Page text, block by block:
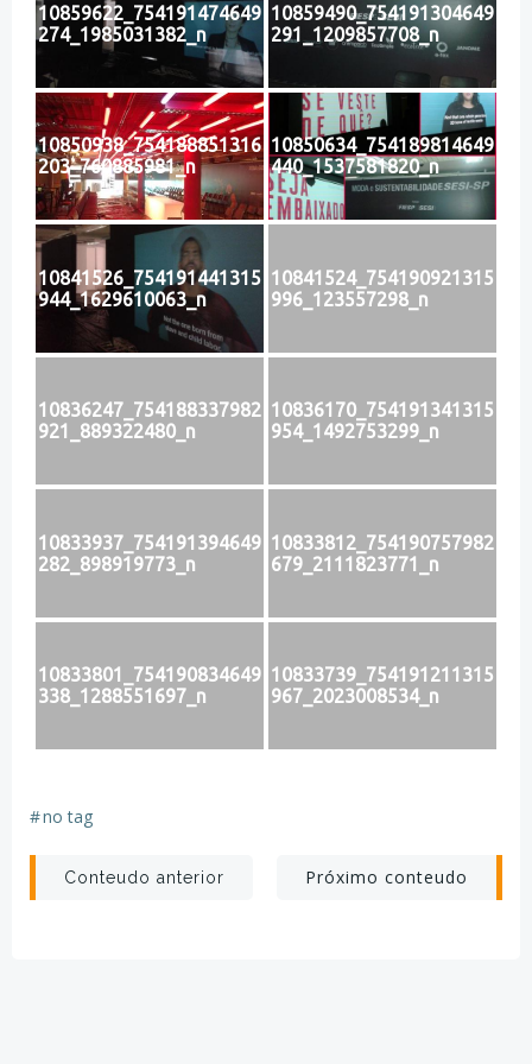
10859622_754191474649
274_1985031382_n
10859490_754191304649
291_1209857708_n
10850938_754188851316
203_760885981_n
10850634_754189814649
440_1537581820_n
10841526_754191441315
944_1629610063_n
10841524_754190921315
996_123557298_n
10836247_754188337982
921_889322480_n
10836170_754191341315
954_1492753299_n
10833937_754191394649
282_898919773_n
10833812_754190757982
679_2111823771_n
10833801_754190834649
338_1288551697_n
10833739_754191211315
967_2023008534_n
#no tag
Post
Conteudo anterior
Post
Próximo conteudo